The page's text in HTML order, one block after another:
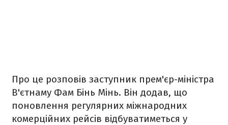
Про це розповів заступник прем'єр-міністра
В'єтнаму Фам Бінь Мінь. Він додав, що
поновлення регулярних міжнародних
комерційних рейсів відбуватиметься у